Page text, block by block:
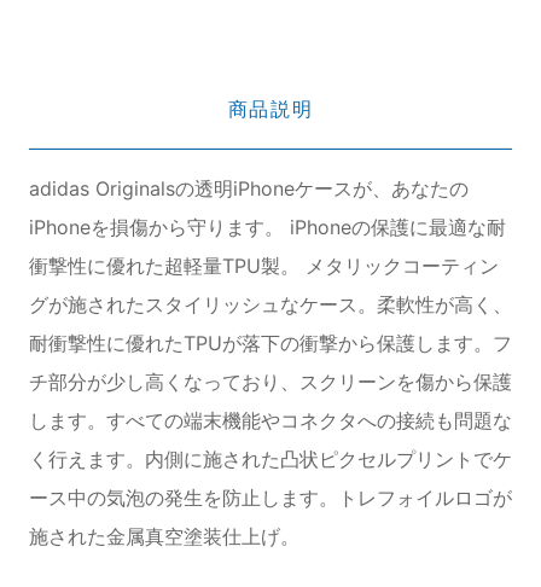
商品説明
adidas Originalsの透明iPhoneケースが、あなたの
iPhoneを損傷から守ります。 iPhoneの保護に最適な耐
衝撃性に優れた超軽量TPU製。 メタリックコーティン
グが施されたスタイリッシュなケース。柔軟性が高く、
耐衝撃性に優れたTPUが落下の衝撃から保護します。フ
チ部分が少し高くなっており、スクリーンを傷から保護
します。すべての端末機能やコネクタへの接続も問題な
く行えます。内側に施された凸状ピクセルプリントでケ
ース中の気泡の発生を防止します。トレフォイルロゴが
施された金属真空塗装仕上げ。